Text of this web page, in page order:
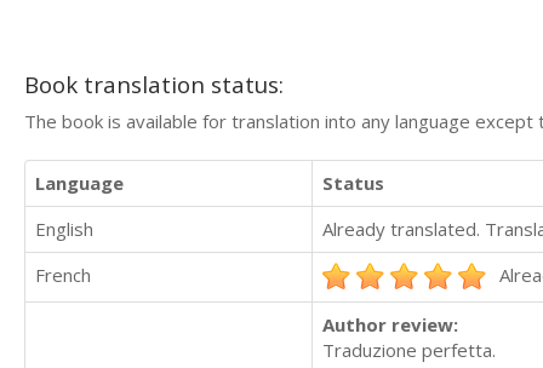
Book translation status:
The book is available for translation into any language
Language
Status
English
Already translated.
French
Author review:
Traduzione perfetta.